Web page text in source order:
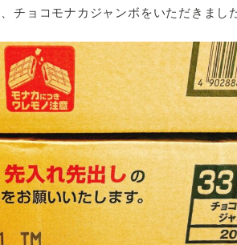
チョコモナカジャンボをいただきまし